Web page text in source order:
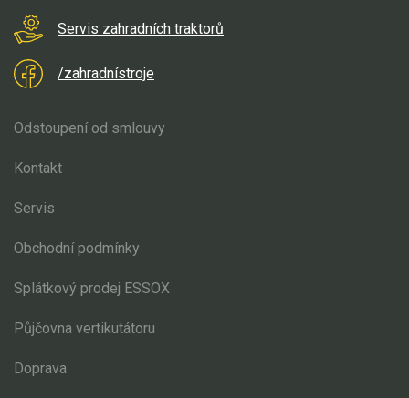
Servis zahradních traktorů
/zahradnístroje
Odstoupení od smlouvy
Kontakt
Servis
Obchodní podmínky
Splátkový prodej ESSOX
Půjčovna vertikutátoru
Doprava